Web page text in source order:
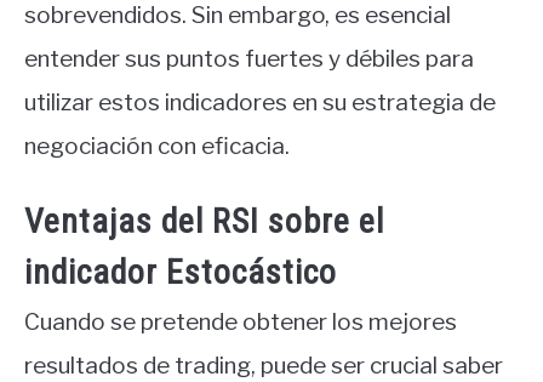
sobrevendidos. Sin embargo, es esencial
entender sus puntos fuertes y débiles para
utilizar estos indicadores en su estrategia de
negociación con eficacia.
Ventajas del RSI sobre el
indicador Estocástico
Cuando se pretende obtener los mejores
resultados de trading, puede ser crucial saber